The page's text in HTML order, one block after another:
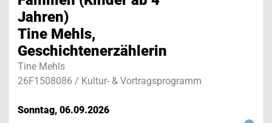
Jahren)
Tine Mehls,
Geschichtenerzählerin
Tine Mehls
26F1508086 / Kultur- & Vortragsprogramm
Sonntag, 06.09.2026